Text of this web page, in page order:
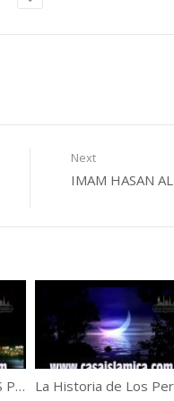
Next
IMAM HASAN
COMO REZABAN LOS PROFETAS ABRAHAM, MOISES,JESUS Y MUHAMMAD ?